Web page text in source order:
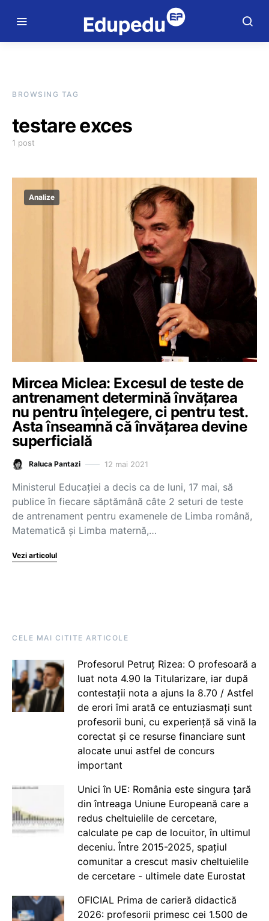
BROWSING TAG
testare exces
1 post
Analize
Mircea Miclea: Excesul de teste de
antrenament determină învățarea
nu pentru înțelegere, ci pentru test.
Asta înseamnă că învățarea devine
superficială
Raluca Pantazi 12 mai 2021
Ministerul Educației a decis ca de luni, 17 mai, să
publice în fiecare săptămână câte 2 seturi de teste
de antrenament pentru examenele de Limba română,
Matematică și Limba maternă,…
Vezi articolul
CELE MAI CITITE ARTICOLE
Profesorul Petruț Rizea: O profesoară a
luat nota 4.90 la Titularizare, iar după
contestații nota a ajuns la 8.70 / Astfel
de erori îmi arată ce entuziasmați sunt
profesorii buni, cu experiență să vină la
corectat și ce resurse financiare sunt
alocate unui astfel de concurs
important
Unici în UE: România este singura țară
din întreaga Uniune Europeană care a
redus cheltuielile de cercetare,
calculate pe cap de locuitor, în ultimul
deceniu. Între 2015-2025, spațiul
comunitar a crescut masiv cheltuielile
de cercetare - ultimele date Eurostat
OFICIAL Prima de carieră didactică
2026: profesorii primesc cei 1.500 de